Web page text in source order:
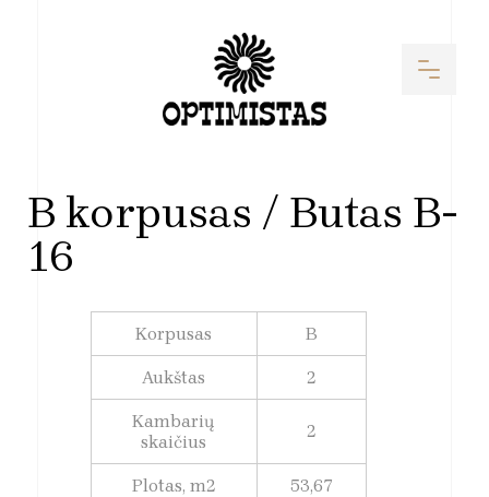
B korpusas / Butas B-
16
Korpusas B
Aukštas 2
Kambarių
skaičius
2
Plotas, m2 53,67